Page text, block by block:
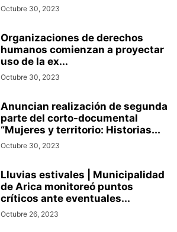
Octubre 30, 2023
Organizaciones de derechos
humanos comienzan a proyectar
uso de la ex...
Octubre 30, 2023
Anuncian realización de segunda
parte del corto-documental
“Mujeres y territorio: Historias...
Octubre 30, 2023
Lluvias estivales | Municipalidad
de Arica monitoreó puntos
críticos ante eventuales...
Octubre 26, 2023